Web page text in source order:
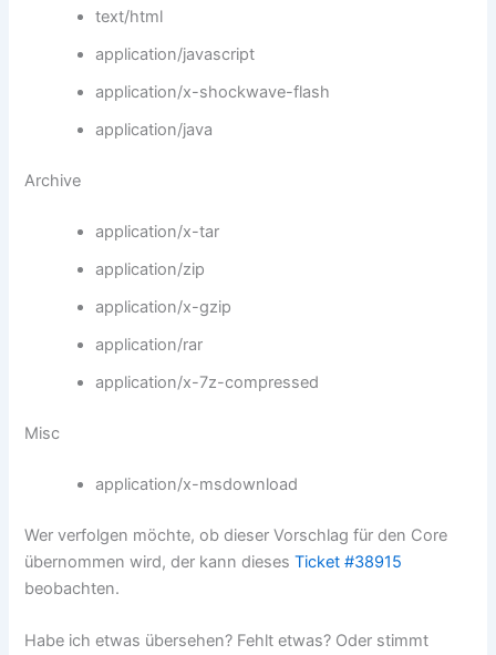
text/html
application/javascript
application/x-shockwave-flash
application/java
Archive
application/x-tar
application/zip
application/x-gzip
application/rar
application/x-7z-compressed
Misc
application/x-msdownload
Wer verfolgen möchte, ob dieser Vorschlag für den Core
übernommen wird, der kann diesesTicket #38915
beobachten.
Habe ich etwas übersehen? Fehlt etwas? Oder stimmt